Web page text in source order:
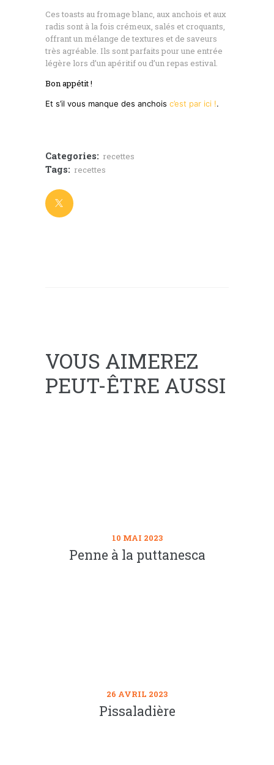
Ces toasts au fromage blanc, aux anchois et aux
radis sont à la fois crémeux, salés et croquants,
offrant un mélange de textures et de saveurs
très agréable. Ils sont parfaits pour une entrée
légère lors d’un apéritif ou d’un repas estival.
Bon appétit !
Et s’il vous manque des anchois c’est par ici !.
Categories: recettes
Tags: recettes
VOUS AIMEREZ
PEUT-ÊTRE AUSSI
10 MAI 2023
Penne à la puttanesca
26 AVRIL 2023
Pissaladière